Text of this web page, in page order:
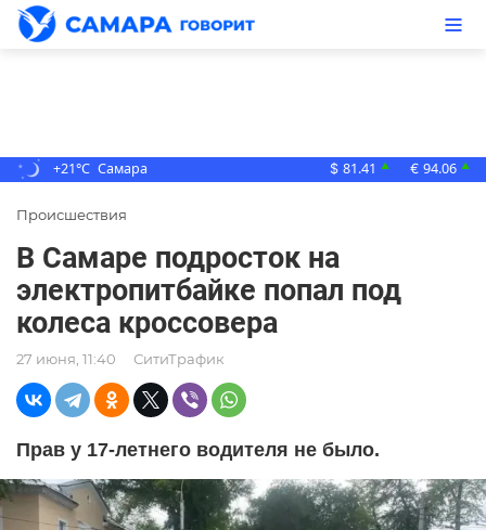
+21°C Самара $ 81.41 ▲ € 94.06 ▲
Происшествия
В Самаре подросток на
электропитбайке попал под
колеса кроссовера
27 июня, 11:40 СитиТрафик
Прав у 17-летнего водителя не было.